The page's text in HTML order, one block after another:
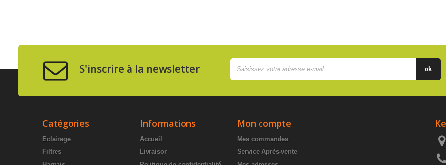
S'inscrire à la newsletter ok
Catégories
Eclairage
Filtres
Informations
Accueil
Livraison
Mon compte
Mes commandes
Service Après-vente